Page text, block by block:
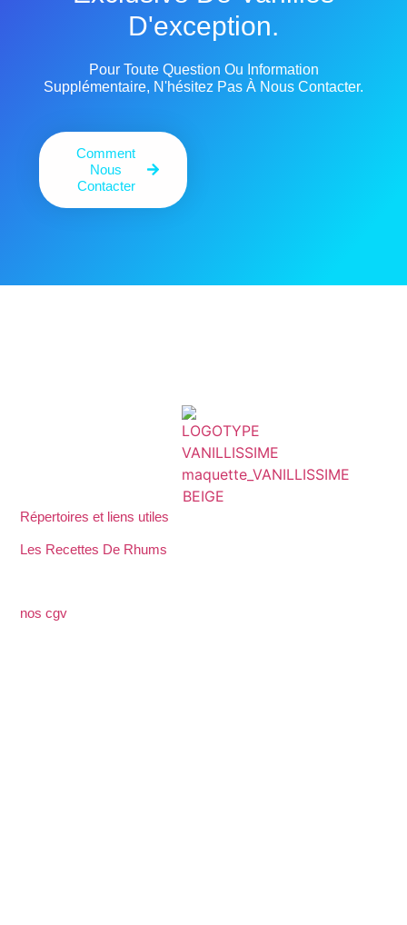
D'exception.
Pour Toute Question Ou Information
Supplémentaire, N'hésitez Pas À Nous Contacter.
Comment
Nous
Contacter
Répertoires et liens utiles
Les Recettes De Rhums
nos cgv